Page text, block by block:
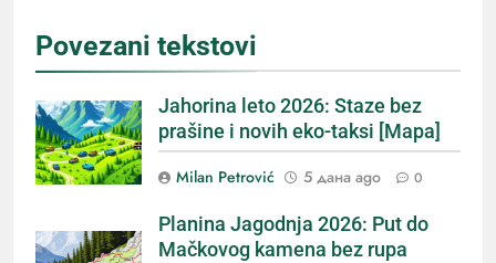
Povezani tekstovi
Jahorina leto 2026: Staze bez
prašine i novih eko-taksi [Mapa]
Milan Petrović 5 дана ago 0
Planina Jagodnja 2026: Put do
Mačkovog kamena bez rupa